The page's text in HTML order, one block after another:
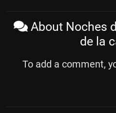
About Noches
de la
To add a comment,